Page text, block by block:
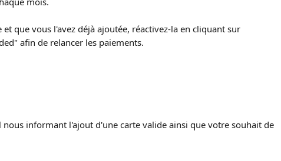
et que vous l'avez déjà ajoutée, réactivez-la en cliquant sur
afin de relancer les paiements.
nous informant l'ajout d'une carte valide ainsi que votre souhait de